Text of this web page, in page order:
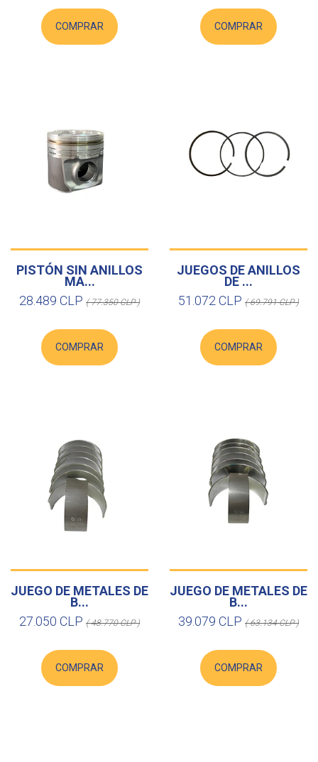
COMPRAR COMPRAR
PISTÓN SIN ANILLOS
MA...
28.489 CLP ( 77.350 CLP )
COMPRAR
JUEGOS DE ANILLOS
DE ...
51.072 CLP ( 69.791 CLP )
COMPRAR
JUEGO DE METALES DE
B...
27.050 CLP ( 48.770 CLP )
COMPRAR
JUEGO DE METALES DE
B...
39.079 CLP ( 63.134 CLP )
COMPRAR